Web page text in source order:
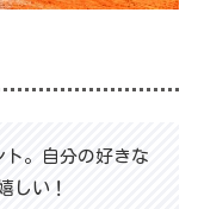
ト。自分の好きな
しい！